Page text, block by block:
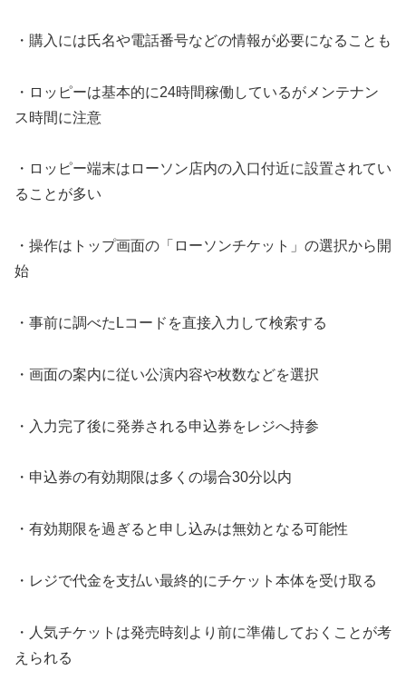
・購入には氏名や電話番号などの情報が必要になることも
・ロッピーは基本的に24時間稼働しているがメンテナン
ス時間に注意
・ロッピー端末はローソン店内の入口付近に設置されてい
ることが多い
・操作はトップ画面の「ローソンチケット」の選択から開
始
・事前に調べたLコードを直接入力して検索する
・画面の案内に従い公演内容や枚数などを選択
・入力完了後に発券される申込券をレジへ持参
・申込券の有効期限は多くの場合30分以内
・有効期限を過ぎると申し込みは無効となる可能性
・レジで代金を支払い最終的にチケット本体を受け取る
・人気チケットは発売時刻より前に準備しておくことが考
えられる